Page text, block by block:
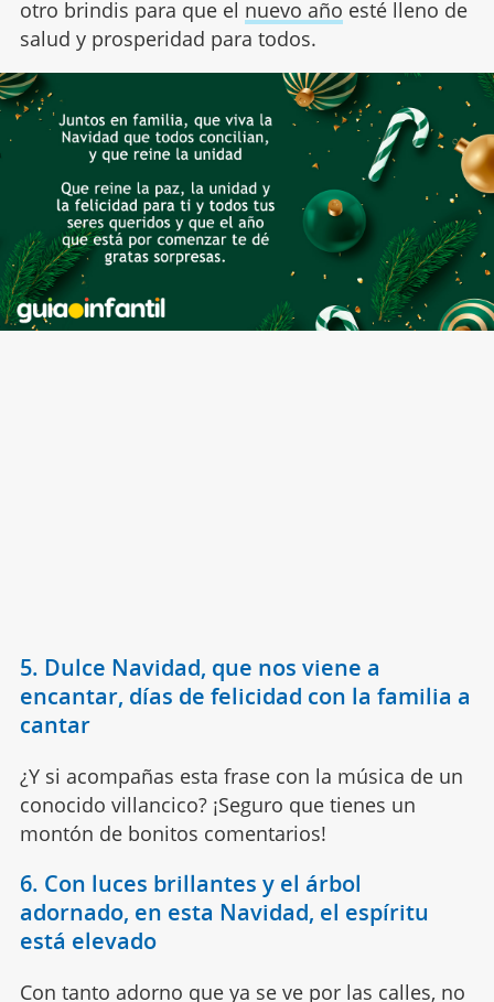
otro brindis para que el nuevo año esté lleno de
salud y prosperidad para todos.
5. Dulce Navidad, que nos viene a
encantar, días de felicidad con la familia a
cantar
¿Y si acompañas esta frase con la música de un
conocido villancico? ¡Seguro que tienes un
montón de bonitos comentarios!
6. Con luces brillantes y el árbol
adornado, en esta Navidad, el espíritu
está elevado
Con tanto adorno que ya se ve por las calles, no